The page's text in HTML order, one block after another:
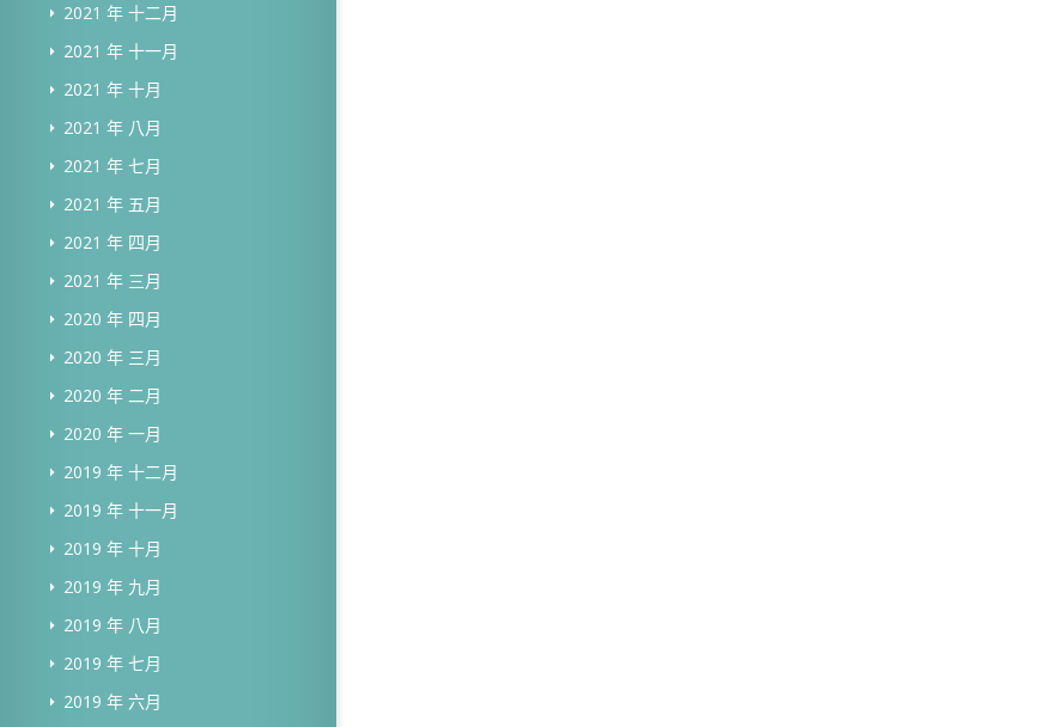
2021 年 十二月
2021 年 十一月
2021 年 十月
2021 年 八月
2021 年 七月
2021 年 五月
2021 年 四月
2021 年 三月
2020 年 四月
2020 年 三月
2020 年 二月
2020 年 一月
2019 年 十二月
2019 年 十一月
2019 年 十月
2019 年 九月
2019 年 八月
2019 年 七月
2019 年 六月